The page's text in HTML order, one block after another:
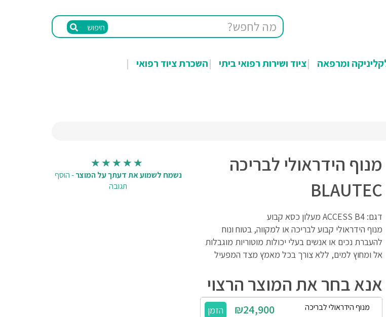
חיפוש
ומרפאה ציוד ושירות רפואי ביתי
השכרת ציוד רפואי
מנוף הידראולי לבריכה
BLAUTEC
דגם: ACCESS B4 מעלון כסא קבוע
מנוף הידראולי קבוע לבריכה או למקווה, בטוח ונוח
להעברת נכים או אנשים בעלי יכולות מוטוריות מוגבלות
אל ומחוץ למים, ללא צורך בכל מאמץ מצד המפעיל
אנא בחר את המוצר הרצוי
מנוף הידראולי לבריכה ₪24,900
נשמח לשמוע את דעתך על המוצר-הוסף
תגובה